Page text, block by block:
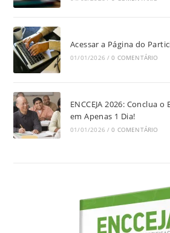
Acessar a Página do
01/01/2026 / 0 COMENTÁRIO
ENCCEJA 2026: Conclua
em Apenas 1 Dia!
01/01/2026 / 0 COMENTÁRIO